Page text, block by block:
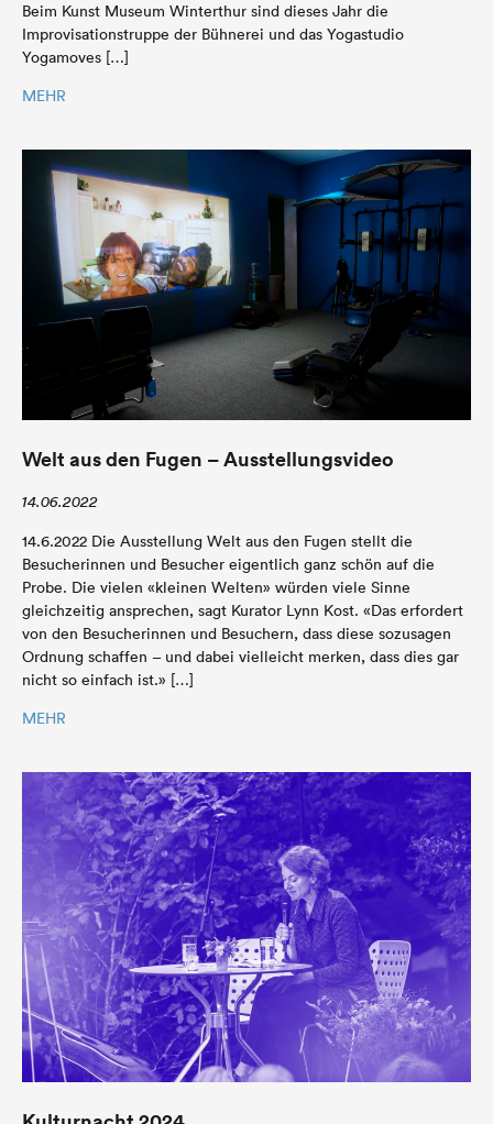
Beim Kunst Museum Winterthur sind dieses Jahr die
Improvisationstruppe der Bühnerei und das Yogastudio
Yogamoves […]
MEHR
Welt aus den Fugen – Ausstellungsvideo
14.06.2022
14.6.2022 Die Ausstellung Welt aus den Fugen stellt die
Besucherinnen und Besucher eigentlich ganz schön auf die
Probe. Die vielen «kleinen Welten» würden viele Sinne
gleichzeitig ansprechen, sagt Kurator Lynn Kost. «Das erfordert
von den Besucherinnen und Besuchern, dass diese sozusagen
Ordnung schaffen – und dabei vielleicht merken, dass dies gar
nicht so einfach ist.» […]
MEHR